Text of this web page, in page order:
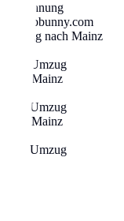
Wohnung
Helpbunny.com
Umzug nach Mainz
Umzug
nach Mainz
Umzug
nach Mainz
Umzug